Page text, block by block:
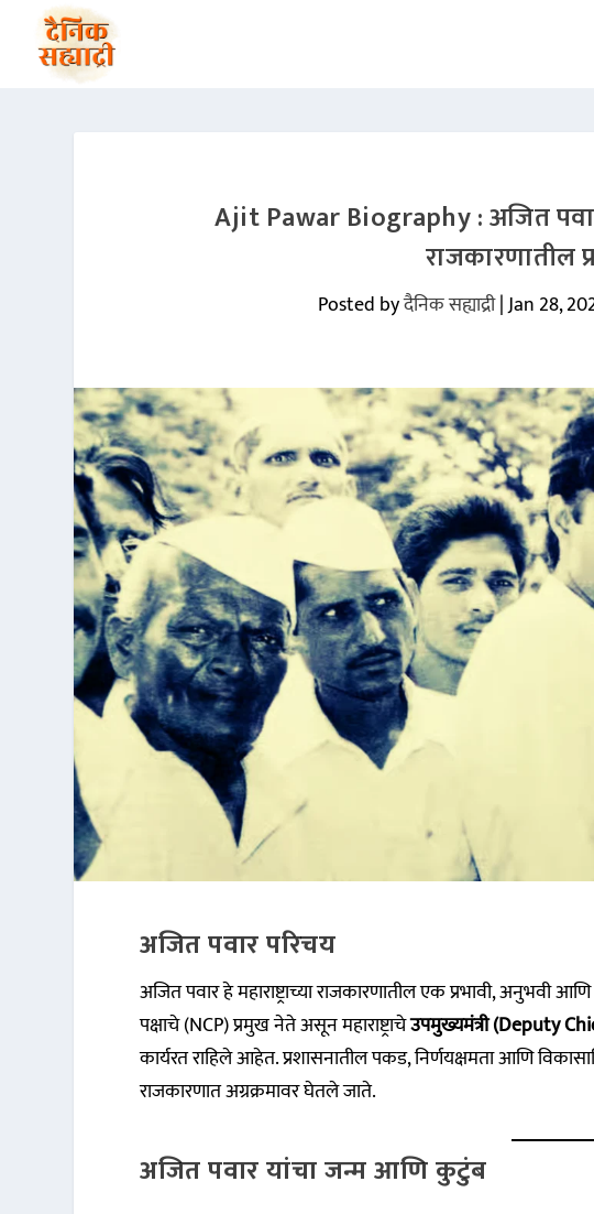
Ajit Pawar Biography : अजित पवार
राजकारणातील
Posted byदैनिक सह्याद्री|Jan 28,
अजित पवार परिचय
अजित पवार हे महाराष्ट्राच्या राजकारणातील एक प्रभावी, अनुभवी
पक्षाचे (NCP) प्रमुख नेते असून महाराष्ट्राचेउपमुख्यमंत्री (Deputy
कार्यरत राहिले आहेत. प्रशासनातील पकड, निर्णयक्षमता आणि
राजकारणात अग्रक्रमावर घेतले जाते.
अजित पवार यांचा जन्म आणि कुटुंब